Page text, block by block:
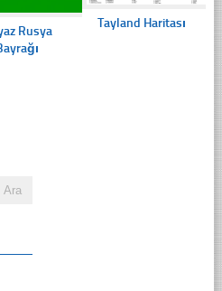
Rusya
Tayland Haritası